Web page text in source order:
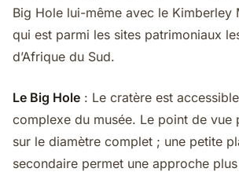
Big Hole lui-même avec le Kimberley
qui est parmi les sites patrimoniaux
d’Afrique du Sud.
Le Big Hole : Le cratère est
complexe du musée. Le point de vue
sur le diamètre complet ; une petite
secondaire permet une approche